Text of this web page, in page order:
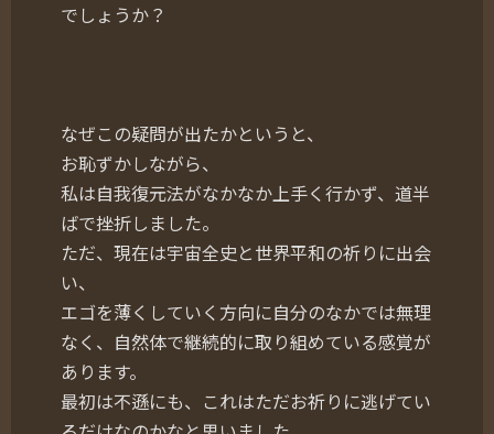
でしょうか？
なぜこの疑問が出たかというと、
お恥ずかしながら、
私は自我復元法がなかなか上手く行かず、道半
ばで挫折しました。
ただ、現在は宇宙全史と世界平和の祈りに出会
い、
エゴを薄くしていく方向に自分のなかでは無理
なく、自然体で継続的に取り組めている感覚が
あります。
最初は不遜にも、これはただお祈りに逃げてい